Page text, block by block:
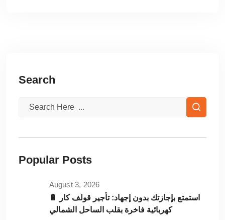
Search
Popular Posts
August 3, 2026
🔋 استمتع بإجازتك بدون إجهاد: تأجير قولف كار
كهربائية فاخرة بقلب الساحل الشمالي